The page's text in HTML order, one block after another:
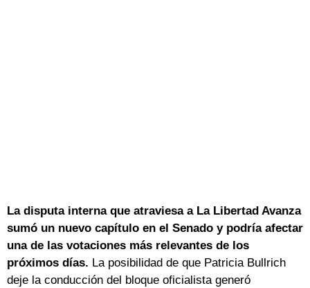
La disputa interna que atraviesa a La Libertad Avanza
sumó un nuevo capítulo en el Senado y podría afectar
una de las votaciones más relevantes de los
próximos días. La posibilidad de que Patricia Bullrich
deje la conducción del bloque oficialista generó